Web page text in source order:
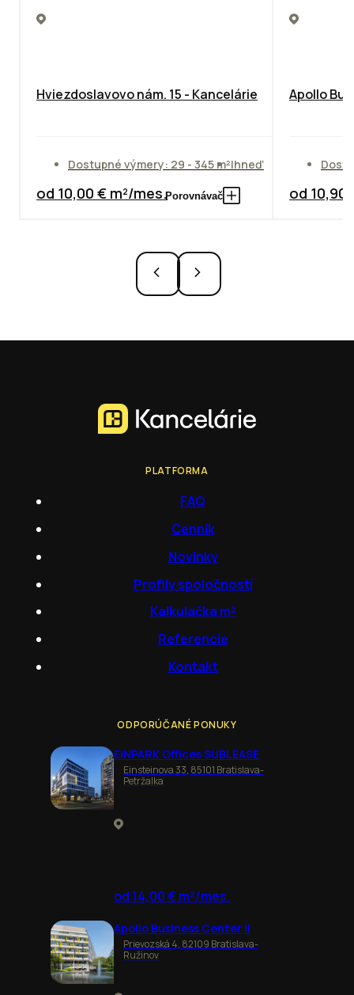
Hviezdoslavovo nám. 15 - Kancelárie
Dostupné výmery: 29 - 345 m²Ihneď
od 10,00 € m²/mes.Porovnávač
Apollo
od 10,90
PLATFORMA
FAQ
Cenník
Novinky
Profily spoločností
Kalkulačka m²
Referencie
Kontakt
ODPORÚČANÉ PONUKY
EINPARK Offices SUBLEASE
Einsteinova 33, 85101 Bratislava-
Petržalka
od 14,00 € m²/mes.
Apollo Business Center II
Prievozská 4, 82109 Bratislava-
Ružinov